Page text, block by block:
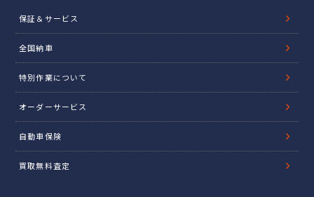
保証＆サービス
全国納車
特別作業について
オーダーサービス
自動車保険
買取無料査定